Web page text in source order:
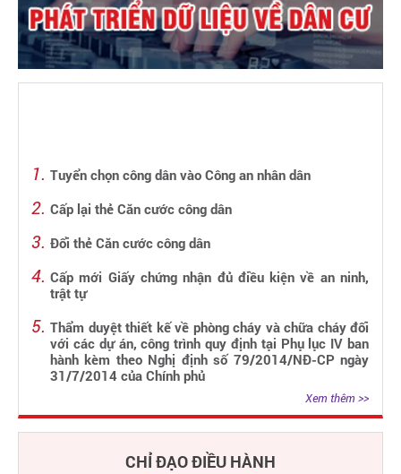
Tuyển chọn công dân vào Công an nhân dân
Cấp lại thẻ Căn cước công dân
Đổi thẻ Căn cước công dân
Cấp mới Giấy chứng nhận đủ điều kiện về an ninh,
trật tự
Thẩm duyệt thiết kế về phòng cháy và chữa cháy đối
với các dự án, công trình quy định tại Phụ lục IV ban
hành kèm theo Nghị định số 79/2014/NĐ-CP ngày
31/7/2014 của Chính phủ
Xem thêm >>
CHỈ ĐẠO ĐIỀU HÀNH